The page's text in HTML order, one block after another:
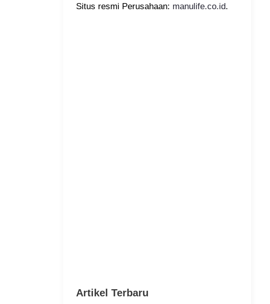
Situs resmi Perusahaan: manulife.co.id.
Artikel Terbaru